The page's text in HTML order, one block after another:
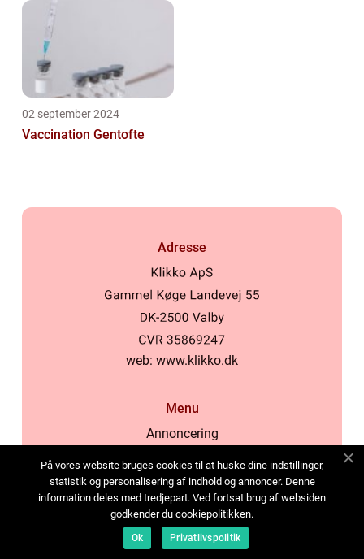
02 september 2024
Vaccination Gentofte
Adresse
web: www.klikko.dk
Menu
Annoncering
Cookies
Kontakt os
Sitemap
På vores website bruges cookies til at huske dine indstillinger,
statistik og personalisering af indhold og annoncer. Denne
information deles med tredjepart. Ved fortsat brug af websiden
godkender du cookiepolitikken.
Ok Privatlivspolitik